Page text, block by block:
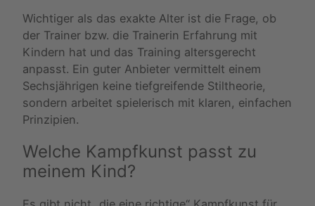
Wichtiger als das exakte Alter ist die Frage, ob
der Trainer bzw. die Trainerin Erfahrung mit
Kindern hat und das Training altersgerecht
anpasst. Ein guter Anbieter vermittelt einem
Sechsjährigen keine tiefgreifende Stiltheorie,
sondern arbeitet spielerisch mit klaren, einfachen
Prinzipien.
Welche Kampfkunst passt zu
meinem Kind?